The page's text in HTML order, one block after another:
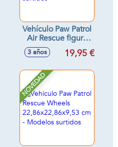
Vehículo Paw Patrol
Air Rescue figura
de mas 5 cml. -
Modelos surtidos
3 años 19,95 €
NOVEDAD